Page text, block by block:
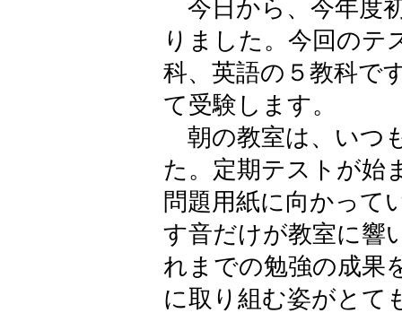
今日から、今年度
りました。今回のテ
科、英語の５教科で
て受験します。
朝の教室は、いつ
た。定期テストが始
問題用紙に向かって
す音だけが教室に響
れまでの勉強の成果
に取り組む姿がとて